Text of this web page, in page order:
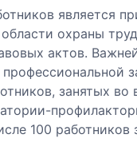
является
охраны
актов.
занятых
100